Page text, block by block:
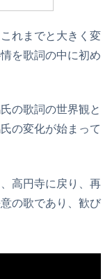
れまでと大きく変
を歌詞の中に初め
の歌詞の世界観と
の変化が始まって
、高円寺に戻り、再
の歌であり、歓び